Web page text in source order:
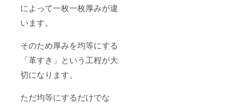
によって一枚一枚厚みが違
います。
そのため厚みを均等にする
「革すき」という工程が大
切になります。
ただ均等にするだけでな